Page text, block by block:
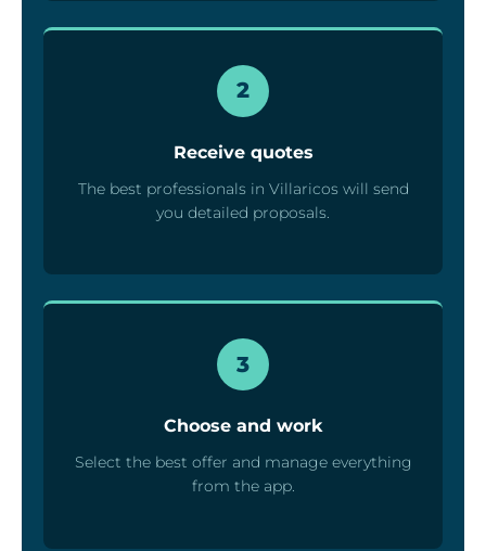
2
Receive quotes
The best professionals in Villaricos will send
you detailed proposals.
3
Choose and work
Select the best offer and manage everything
from the app.